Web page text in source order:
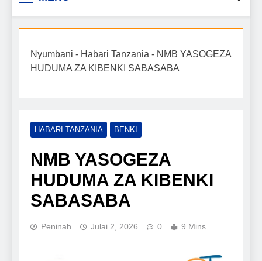
Tanzania
kilimo, mitindo, na burudani kwa Kiswahili,
mafanikio yako.
Nyumbani - Habari Tanzania - NMB YASOGEZA
HUDUMA ZA KIBENKI SABASABA
HABARI TANZANIA BENKI
NMB YASOGEZA
HUDUMA ZA KIBENKI
SABASABA
Peninah Julai 2, 2026 0 9 Mins